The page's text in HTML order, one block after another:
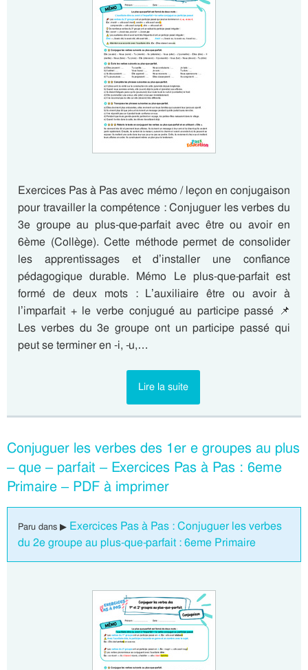
Exercices Pas à Pas avec mémo / leçon en conjugaison
pour travailler la compétence : Conjuguer les verbes du
3e groupe au plus-que-parfait avec être ou avoir en
6ème (Collège). Cette méthode permet de consolider
les apprentissages et d’installer une confiance
pédagogique durable. Mémo Le plus-que-parfait est
formé de deux mots : L’auxiliaire être ou avoir à
l’imparfait + le verbe conjugué au participe passé 📌
Les verbes du 3e groupe ont un participe passé qui
peut se terminer en -i, -u,…
Lire la suite
Conjuguer les verbes des 1er e groupes au plus
– que – parfait – Exercices Pas à Pas : 6eme
Primaire – PDF à imprimer
Paru dans ▶ Exercices Pas à Pas : Conjuguer les verbes
du 2e groupe au plus-que-parfait : 6eme Primaire